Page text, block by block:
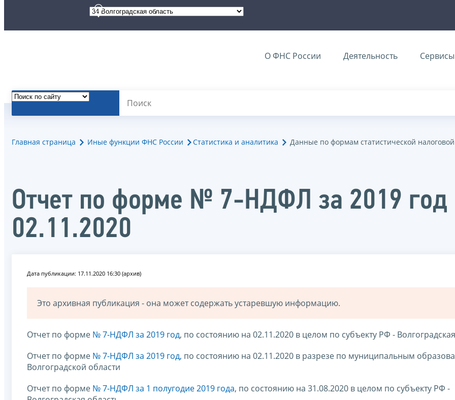
О ФНС России Деятельность Сервисы
Главная страница Иные функции ФНС России Статистика и аналитика Данные по формам статистической налоговой
Отчет по форме № 7-НДФЛ за 2019 год
02.11.2020
Дата публикации: 17.11.2020 16:30 (архив)
Это архивная публикация - она может содержать устаревшую информацию.
Отчет по форме № 7-НДФЛ за 2019 год, по состоянию на 02.11.2020 в целом по субъекту РФ -
Отчет по форме № 7-НДФЛ за 2019 год, по состоянию на 02.11.2020 в разрезе по муниципальным
Волгоградской области
Отчет по форме № 7-НДФЛ за 1 полугодие 2019 года, по состоянию на 31.08.2020 в целом по субъекту РФ -